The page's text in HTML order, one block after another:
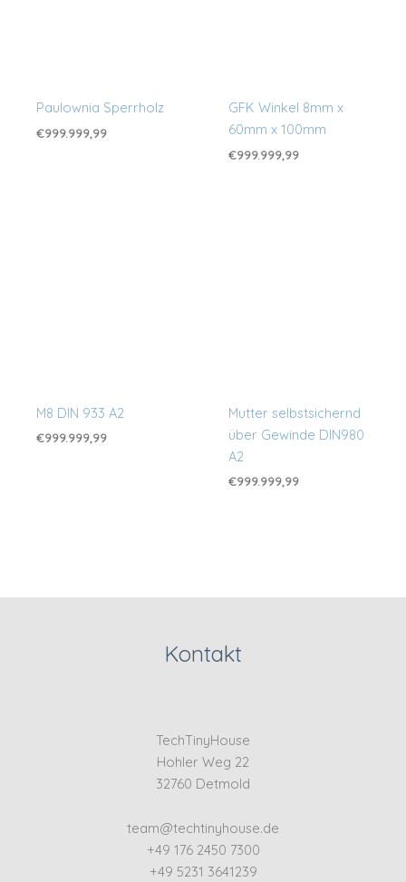
Paulownia Sperrholz
€999.999,99
GFK Winkel 8mm x
60mm x 100mm
€999.999,99
M8 DIN 933 A2
€999.999,99
Mutter selbstsichernd
über Gewinde DIN980
A2
€999.999,99
Kontakt
TechTinyHouse
Hohler Weg 22
32760 Detmold
team@techtinyhouse.de
+49 176 2450 7300
+49 5231 3641239